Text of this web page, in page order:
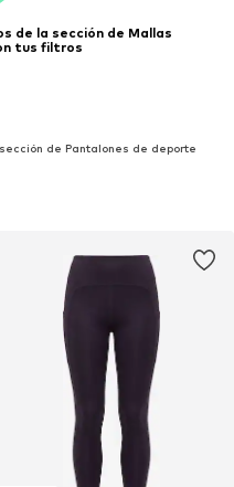
de la sección de Mallas
tus filtros
de Pantalones de deporte